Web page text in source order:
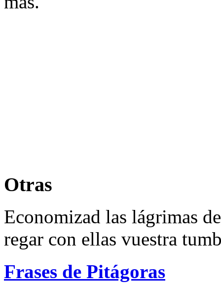
Otras
Economizad las lágrimas
regar con ellas vuestra
Frases de Pitágoras